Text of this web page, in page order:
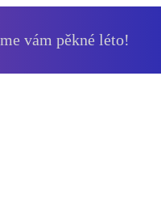
vám pěkné léto!